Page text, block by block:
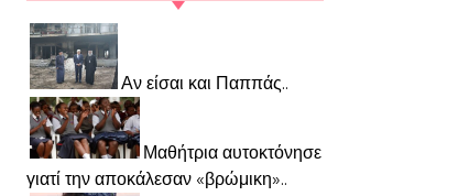
Αν είσαι και Παππάς..
Μαθήτρια αυτοκτόνησε
γιατί την αποκάλεσαν «βρώμικη»..